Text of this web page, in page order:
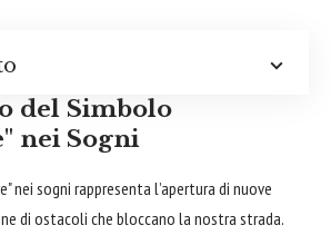
del Simbolo
nei Sogni
nei sogni rappresenta l’apertura di nuove
di ostacoli che bloccano la nostra strada.